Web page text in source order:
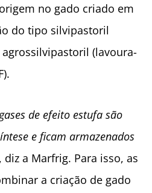
no gado criado em
do tipo silvipastoril
(lavoura-
de efeito estufa são
e ficam armazenados
diz a Marfrig. Para isso, as
a criação de gado